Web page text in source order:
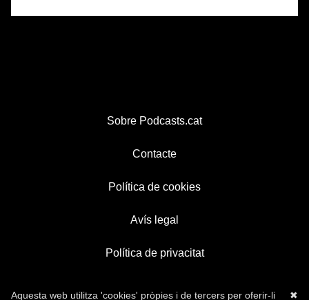
Sobre Podcasts.cat
Contacte
Política de cookies
Avís legal
Política de privacitat
✖
Aquesta web utilitza 'cookies' pròpies i de tercers per oferir-li